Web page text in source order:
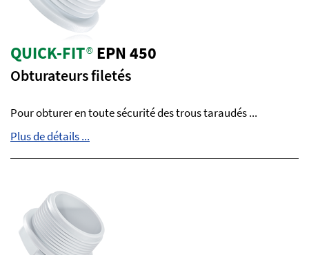
QUICK-FIT®EPN 450
Obturateurs filetés
Pour obturer en toute sécurité des trous taraudés ...
Plus de détails ...